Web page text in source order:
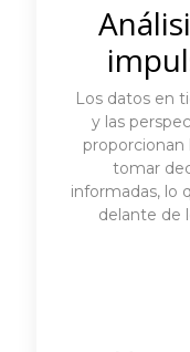
Los datos en
y las
proporcionan
tomar
informadas, lo
delante de